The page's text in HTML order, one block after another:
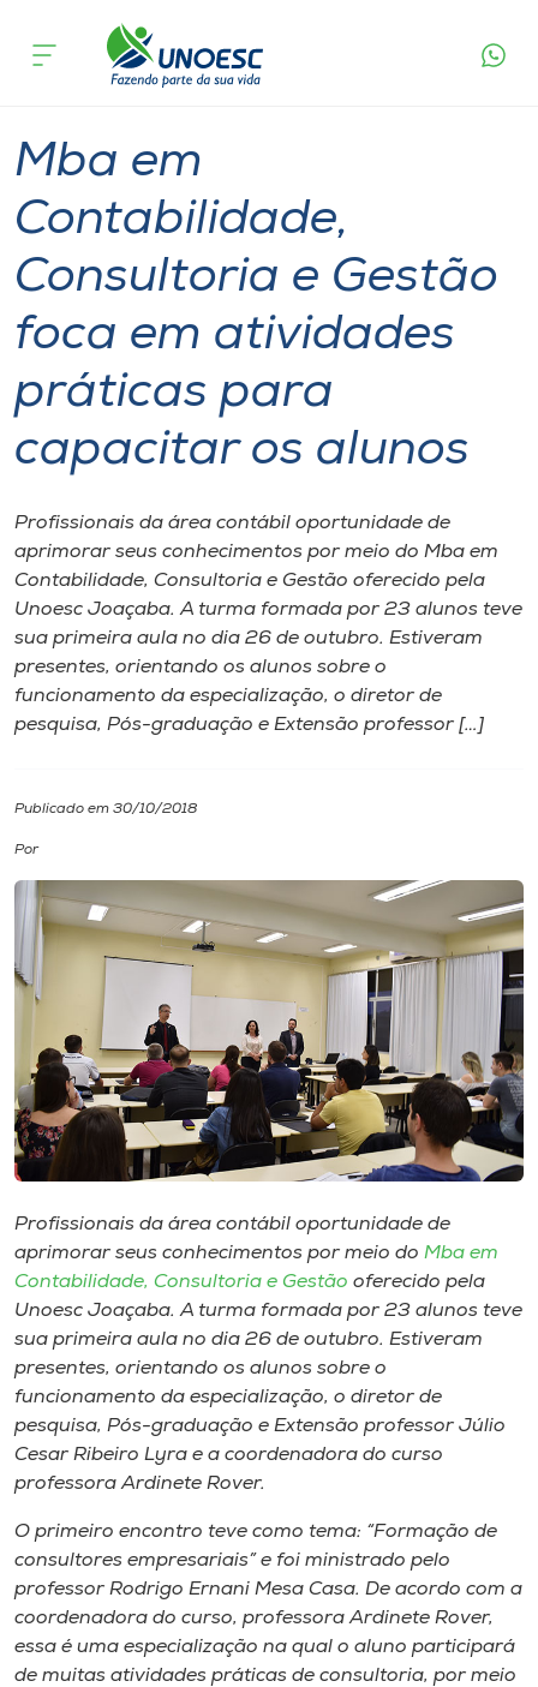
Cursos
Pesquisa
Atendimento ao Estudante
Portal de Ensino
A
Unoesc
Internacionalização
I.nova
Diplomados
Cultura
CPA
Biblioteca
Editora
Museu
Unoesc
Selecione
A+
A-
acontece
alunos
Mba em
Contabilidade,
Consultoria e Gestão
foca em atividades
práticas para
capacitar os alunos
Profissionais da área contábil oportunidade de
aprimorar seus conhecimentos por meio do Mba em
Contabilidade, Consultoria e Gestão oferecido pela
Unoesc Joaçaba. A turma formada por 23 alunos teve
sua primeira aula no dia 26 de outubro. Estiveram
presentes, orientando os alunos sobre o
funcionamento da especialização, o diretor de
pesquisa, Pós-graduação e Extensão professor […]
Publicado em 30/10/2018
Por
Profissionais da área contábil oportunidade de
aprimorar seus conhecimentos por meio do Mba em
Contabilidade, Consultoria e Gestão oferecido pela
Unoesc Joaçaba. A turma formada por 23 alunos teve
sua primeira aula no dia 26 de outubro. Estiveram
presentes, orientando os alunos sobre o
funcionamento da especialização, o diretor de
pesquisa, Pós-graduação e Extensão professor Júlio
Cesar Ribeiro Lyra e a coordenadora do curso
professora Ardinete Rover.
O primeiro encontro teve como tema: “Formação de
consultores empresariais” e foi ministrado pelo
professor Rodrigo Ernani Mesa Casa. De acordo com a
coordenadora do curso, professora Ardinete Rover,
essa é uma especialização na qual o aluno participará
de muitas atividades práticas de consultoria, por meio